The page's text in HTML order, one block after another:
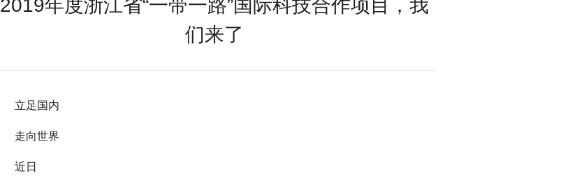
2019年度浙江省“一带一路”国际科技合作项目，我
们来了
立足国内
走向世界
近日